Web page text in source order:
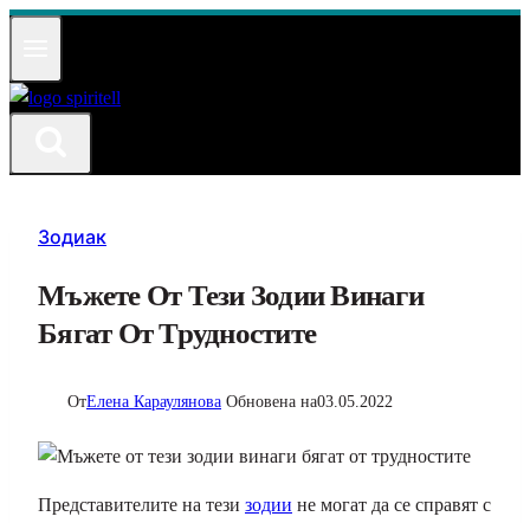
Към
Зодиак
Мъжете От Тези Зодии Винаги
Бягат От Трудностите
ОтЕлена Караулянова Обновена на03.05.2022
Представителите на тези зодии не могат да се справят с